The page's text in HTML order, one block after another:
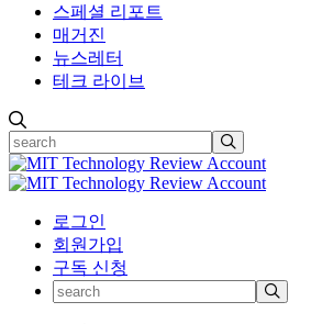
스페셜 리포트
매거진
뉴스레터
테크 라이브
로그인
회원가입
구독 신청